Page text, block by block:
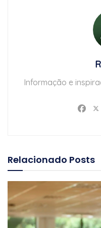
Informação e
Relacionado Posts